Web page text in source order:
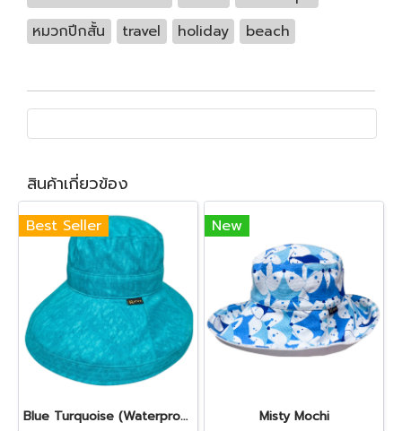
หมวกปีกสั้น
travel holiday beach
สินค้าเกี่ยวข้อง
Best Seller
Blue Turquoise (Waterproof)
New
Misty Mochi